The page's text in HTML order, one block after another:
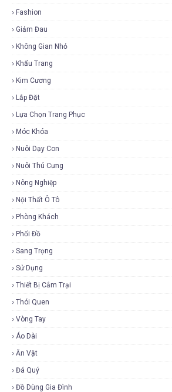
Fashion
Giảm Đau
Không Gian Nhỏ
Khẩu Trang
Kim Cương
Lắp Đặt
Lựa Chọn Trang Phục
Móc Khóa
Nuôi Dạy Con
Nuôi Thú Cưng
Nông Nghiệp
Nội Thất Ô Tô
Phòng Khách
Phối Đồ
Sang Trọng
Sử Dụng
Thiết Bị Cắm Trại
Thói Quen
Vòng Tay
Áo Dài
Ăn Vặt
Đá Quý
Đồ Dùng Gia Đình